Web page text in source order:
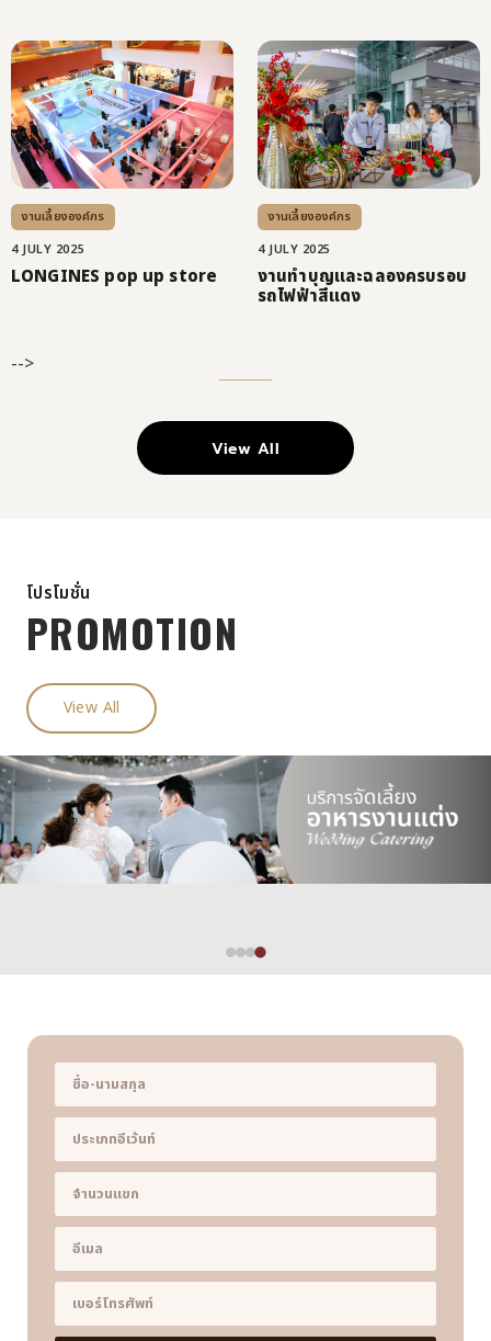
งานเลี้ยงองค์กร
4 JULY 2025
LONGINES pop up store
งานเลี้ยงองค์กร
4 JULY 2025
งานทำบุญและฉลองครบรอบ
รถไฟฟ้าสีแดง
-->
View All
โปรโมชั่น
PROMOTION
View All